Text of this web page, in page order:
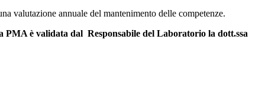
valutazione annuale del mantenimento delle competenze.
PMA è validata dal Responsabile del Laboratorio la dott.ssa